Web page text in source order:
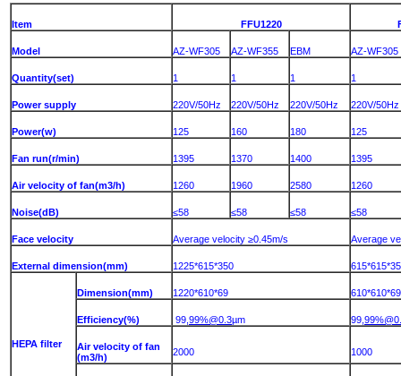
Item FFU1220
Model AZ-WF305 AZ-WF355 EBM AZ-WF305
Quantity(set) 1 1 1 1
Power supply 220V/50Hz 220V/50Hz 220V/50Hz 220V/50Hz
Power(w) 125 160 180 125
Fan run(r/min) 1395 1370 1400 1395
Air velocity of fan(m3/h) 1260 1960 2580 1260
Noise(dB) ≤58 ≤58 ≤58 ≤58
Face velocity Average velocity ≥0.45m/s Average
External dimension(mm) 1225*615*350
HEPA filter
Dimension(mm) 1220*610*69 610*610*69
Efficiency(%) 99, 99%@0.3µm 99,
Air velocity of fan
(m3/h)
2000 1000